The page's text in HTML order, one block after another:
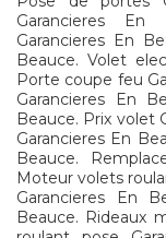
Garancieres En
Garancieres En
Beauce. Volet
Porte coupe feu
Garancieres En
Beauce. Prix volet
Garancieres En
Beauce.
Moteur volets
Garancieres En
Beauce. Rideaux